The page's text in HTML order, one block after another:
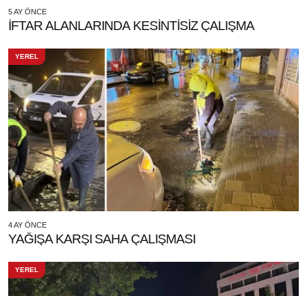
5 AY ÖNCE
İFTAR ALANLARINDA KESİNTİSİZ ÇALIŞMA
YEREL
4 AY ÖNCE
YAĞIŞA KARŞI SAHA ÇALIŞMASI
YEREL